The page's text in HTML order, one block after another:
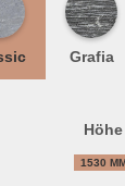
Grafia
Höhe
1530